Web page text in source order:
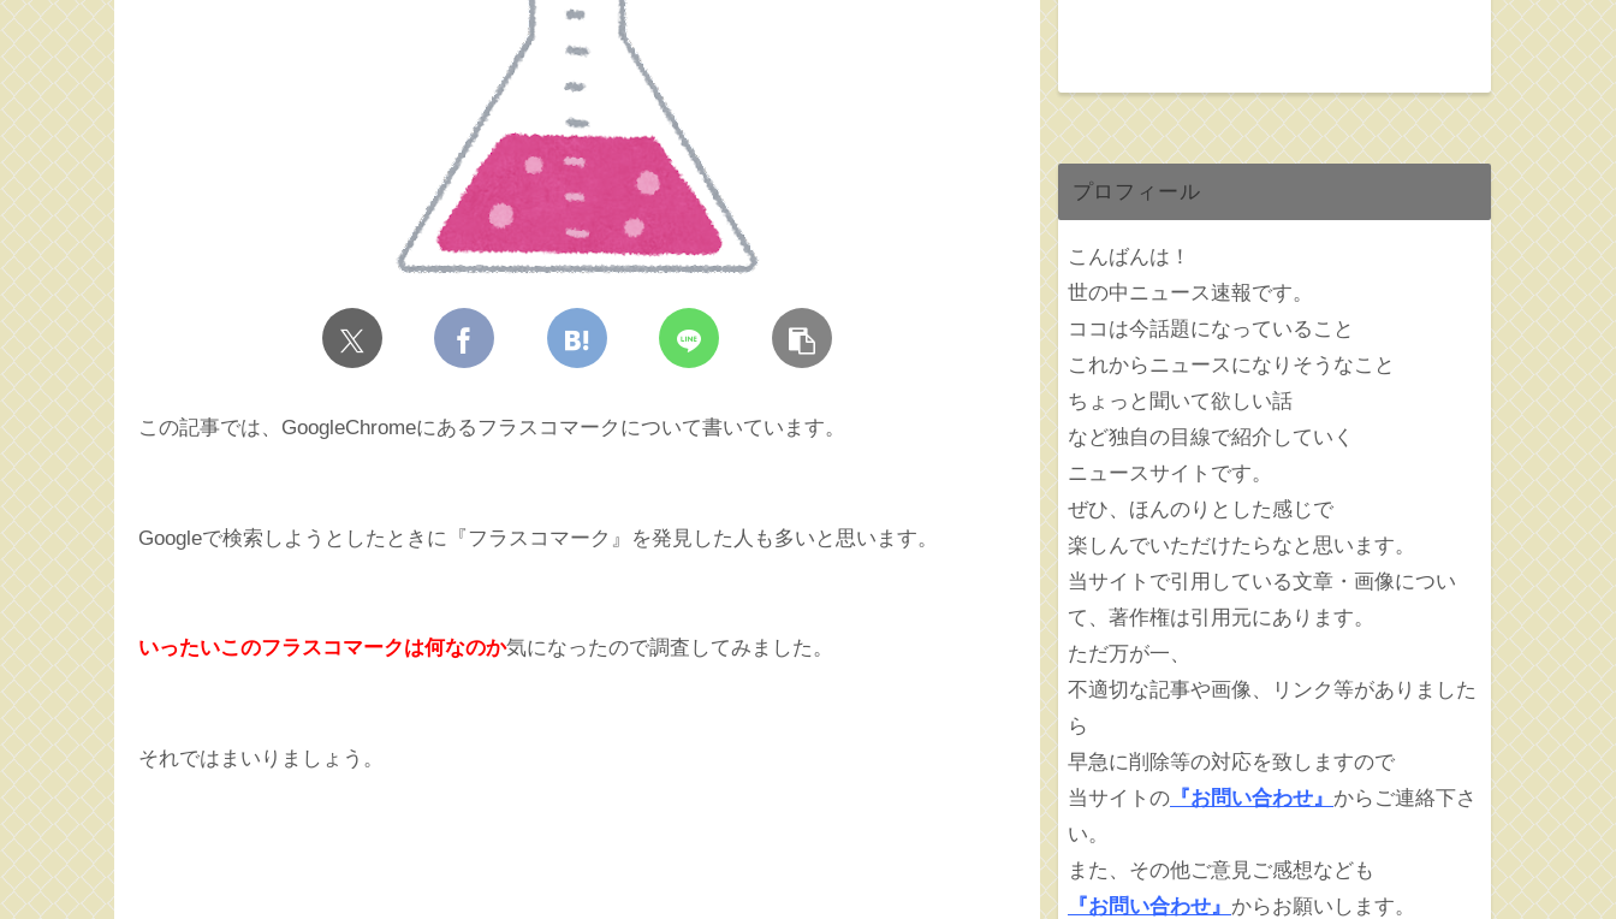
この記事では、GoogleChromeにあるフラスコマークについて書いています。
Googleで検索しようとしたときに『フラスコマーク』を発見した人も多いと思います。
いったいこのフラスコマークは何なのか気になったので調査してみました。
それではまいりましょう。
プロフィール
こんばんは！
世の中ニュース速報です。
ココは今話題になっていること
これからニュースになりそうなこと
ちょっと聞いて欲しい話
など独自の目線で紹介していく
ニュースサイトです。
ぜひ、ほんのりとした感じで
楽しんでいただけたらなと思います。
当サイトで引用している文章・画像につい
て、著作権は引用元にあります。
ただ万が一、
不適切な記事や画像、リンク等がありました
ら
早急に削除等の対応を致しますので
当サイトの 『お問い合わせ』 からご連絡下さ
い。
また、その他ご意見ご感想なども
『お問い合わせ』 からお願いします。